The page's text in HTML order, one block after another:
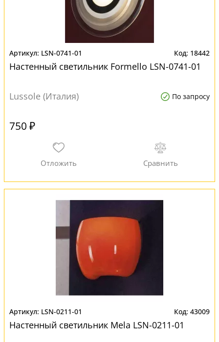
LSN-0741-01 18442
Настенный светильник Formello LSN-0741-01
Lussole (Италия) По запросу
750 ₽
LSN-0211-01 43009
Настенный светильник Mela LSN-0211-01